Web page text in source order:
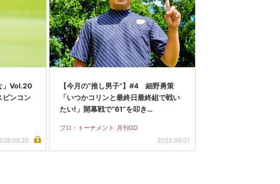
」Vol.20
ンコン
【今月の“推し男子”】#4 細野勇策
「いつかコリンと最終日最終組で戦い
たい!」開幕戦で“61”を叩き…
プロ・トーナメント
月刊GD
2023.09.01